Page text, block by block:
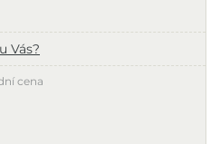
Vás?
cena